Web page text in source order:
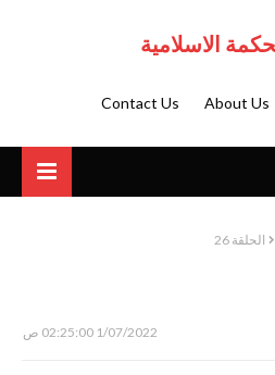
الاسلامية
About Us
Contact Us
الحلقة 26
1/07/2022 02:25:00 ص